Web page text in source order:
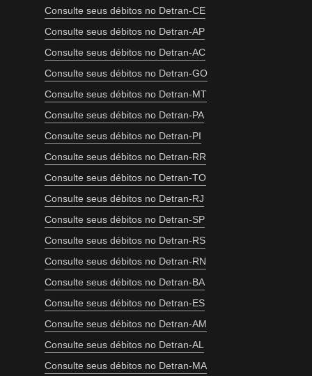
Consulte seus débitos no Detran-CE
Consulte seus débitos no Detran-AP
Consulte seus débitos no Detran-AC
Consulte seus débitos no Detran-GO
Consulte seus débitos no Detran-MT
Consulte seus débitos no Detran-PA
Consulte seus débitos no Detran-PI
Consulte seus débitos no Detran-RR
Consulte seus débitos no Detran-TO
Consulte seus débitos no Detran-RJ
Consulte seus débitos no Detran-SP
Consulte seus débitos no Detran-RS
Consulte seus débitos no Detran-RN
Consulte seus débitos no Detran-BA
Consulte seus débitos no Detran-ES
Consulte seus débitos no Detran-AM
Consulte seus débitos no Detran-AL
Consulte seus débitos no Detran-MA